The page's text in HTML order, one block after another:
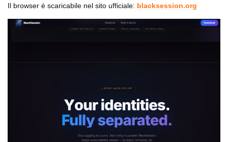
Il browser è scaricabile nel sito ufficiale: blacksession.org